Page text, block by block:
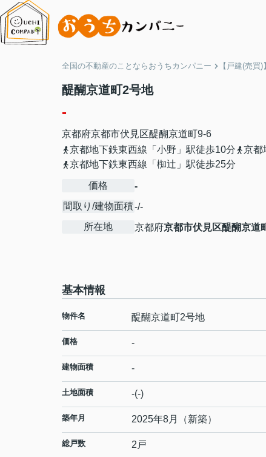
全国の不動産のことならおうちカンパニー 【戸建(売買
醍醐京道町2号地
-
京都府京都市伏見区醍醐京道町9-6
京都地下鉄東西線「小野」駅徒歩10分
京都
京都地下鉄東西線「椥辻」駅徒歩25分
価格
-
間取り/建物面積-/-
所在地
京都府京都市伏見区醍醐京道
基本情報
物件名 醍醐京道町2号地
価格 -
建物面積 -
土地面積 -(-)
築年月 2025年8月（新築）
総戸数 2戸